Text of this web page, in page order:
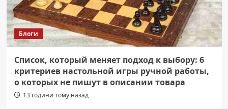
Блоги
Список, который меняет подход к выбору: 6
критериев настольной игры ручной работы,
о которых не пишут в описании товара
13 години тому назад